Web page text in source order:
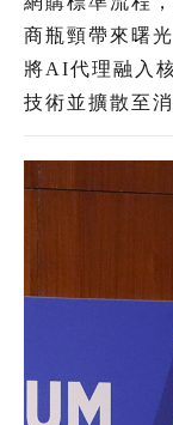
商瓶頸帶來曙
將AI代理融入
技術並擴散至
共識。